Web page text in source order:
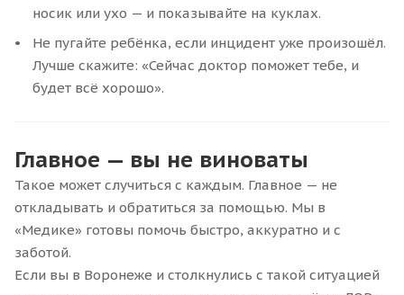
носик или ухо — и показывайте на куклах.
Не пугайте ребёнка, если инцидент уже произошёл.
Лучше скажите: «Сейчас доктор поможет тебе, и
будет всё хорошо».
Главное — вы не виноваты
Такое может случиться с каждым. Главное — не
откладывать и обратиться за помощью. Мы в
«Медике» готовы помочь быстро, аккуратно и с
заботой.
Если вы в Воронеже и столкнулись с такой ситуацией